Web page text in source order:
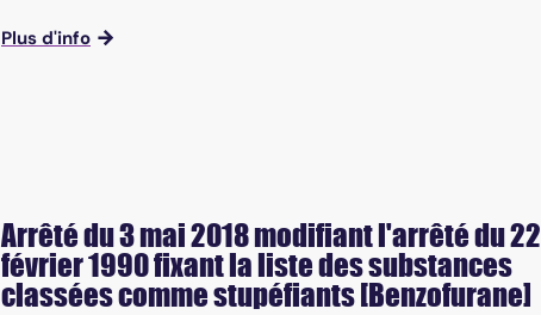
Plus d'info
Arrêté du 3 mai 2018 modifiant l'arrêté du 22
février 1990 fixant la liste des substances
classées comme stupéfiants [Benzofurane]